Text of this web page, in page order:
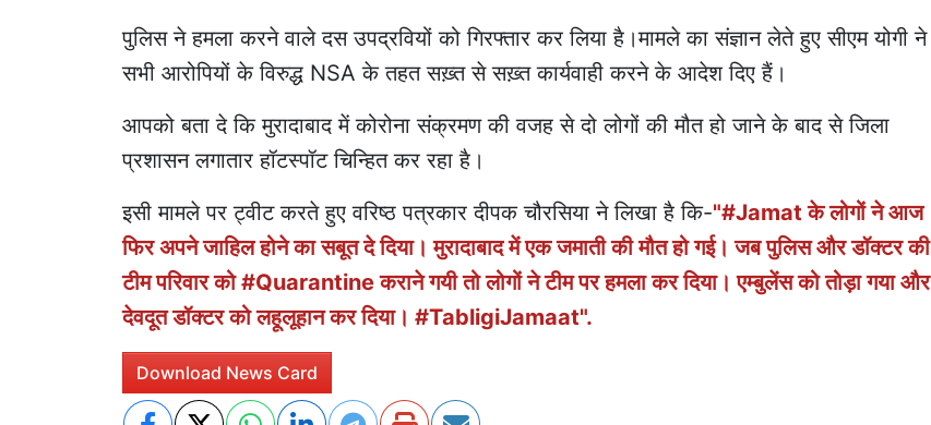
पुलिस ने हमला करने वाले दस उपद्रवियों को गिरफ्तार कर लिया है।मामले का संज्ञान लेते हुए सीएम योगी ने
सभी आरोपियों के विरुद्ध NSA के तहत सख़्त से सख़्त कार्यवाही करने के आदेश दिए हैं।
आपको बता दे कि मुरादाबाद में कोरोना संक्रमण की वजह से दो लोगों की मौत हो जाने के बाद से जिला
प्रशासन लगातार हॉटस्पॉट चिन्हित कर रहा है।
इसी मामले पर ट्वीट करते हुए वरिष्ठ पत्रकार दीपक चौरसिया ने लिखा है कि-"#Jamat के लोगों ने आज
फिर अपने जाहिल होने का सबूत दे दिया। मुरादाबाद में एक जमाती की मौत हो गई। जब पुलिस और डॉक्टर की
टीम परिवार को #Quarantine कराने गयी तो लोगों ने टीम पर हमला कर दिया। एम्बुलेंस को तोड़ा गया और
देवदूत डॉक्टर को लहूलूहान कर दिया। #TabligiJamaat".
Download News Card